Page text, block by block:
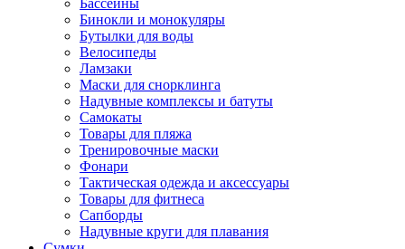
Бинокли и монокуляры
Бутылки для воды
Велосипеды
Ламзаки
Маски для снорклинга
Надувные комплексы и батуты
Самокаты
Товары для пляжа
Тренировочные маски
Фонари
Тактическая одежда и аксессуары
Товары для фитнеса
Сапборды
Надувные круги для плавания